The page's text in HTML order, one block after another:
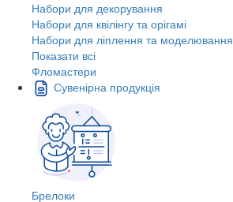
Набори для декорування
Набори для квілінгу та орігамі
Набори для ліплення та моделювання
Показати всі
Фломастери
Сувенірна продукція
Брелоки